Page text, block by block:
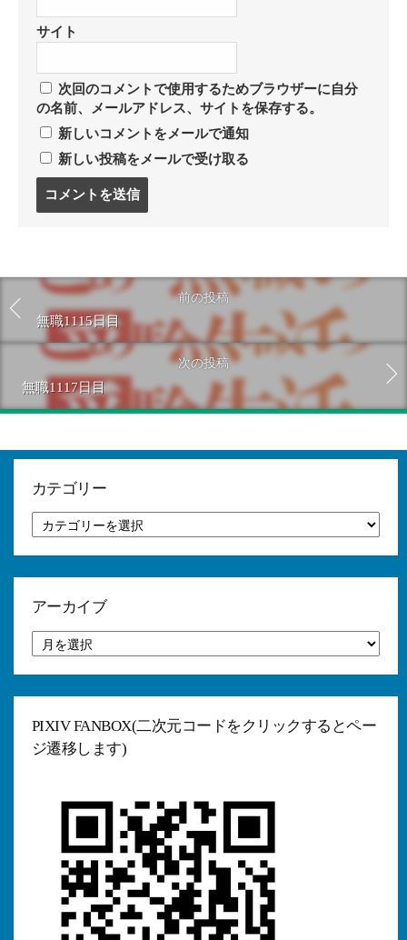
サイト
次回のコメントで使用するためブラウザーに自分
の名前、メールアドレス、サイトを保存する。
新しいコメントをメールで通知
新しい投稿をメールで受け取る
る
前の投稿
無職1115日目
次の投稿
無職1117日目
カテゴリー
テ
ゴ
アーカイブ
ー
カ
PIXIV FANBOX(二次元コードをクリックするとペー
ジ遷移します)